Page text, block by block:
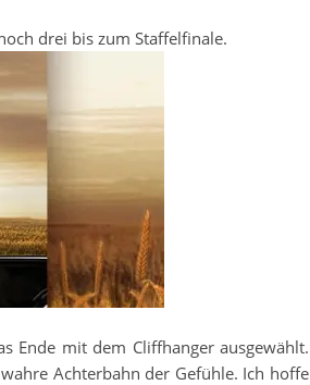
drei bis zum Staffelfinale.
Ende mit dem Cliffhanger ausgewählt.
Achterbahn der Gefühle. Ich hoffe